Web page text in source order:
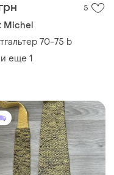
5
Michel
70-75 b
и еще 1